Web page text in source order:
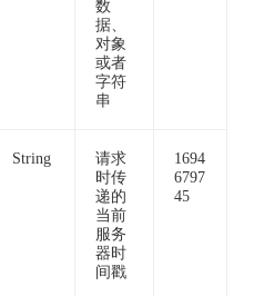
数
据、
对象
或者
字符
串
String
请求
时传
递的
当前
服务
器时
间戳
1694
6797
45